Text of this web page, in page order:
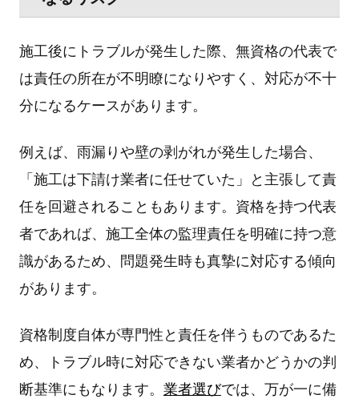
施⼯後にトラブルが発⽣した際、無資格の代表で
は責任の所在が不明瞭になりやすく、対応が不⼗
分になるケースがあります。
例えば、⾬漏りや壁の剥がれが発⽣した場合、
「施⼯は下請け業者に任せていた」と主張して責
任を回避されることもあります。資格を持つ代表
者であれば、施⼯全体の監理責任を明確に持つ意
識があるため、問題発⽣時も真摯に対応する傾向
があります。
資格制度⾃体が専⾨性と責任を伴うものであるた
め、トラブル時に対応できない業者かどうかの判
断基準にもなります。 業者選びでは、万が⼀に備